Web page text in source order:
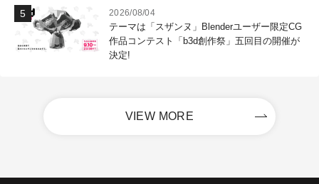
2026/08/04
テーマは「スザンヌ」Blenderユーザー限定CG
作品コンテスト「b3d創作祭」五回目の開催が
決定!
VIEW MORE